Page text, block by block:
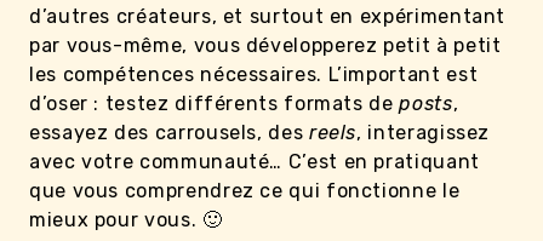
d’autres créateurs, et surtout en expérimentant
par vous-même, vous développerez petit à petit
les compétences nécessaires. L’important est
d’oser : testez différents formats deposts,
essayez des carrousels, des reels, interagissez
avec votre communauté… C’est en pratiquant
que vous comprendrez ce qui fonctionne le
mieux pour vous. 🙂